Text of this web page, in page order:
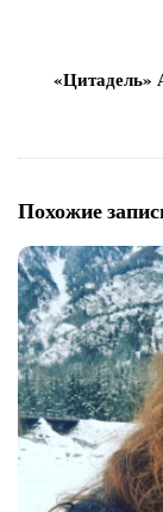
«Цитадель»
Похожие